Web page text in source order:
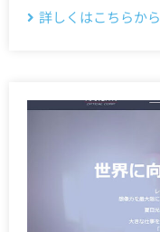
詳しくはこちらから